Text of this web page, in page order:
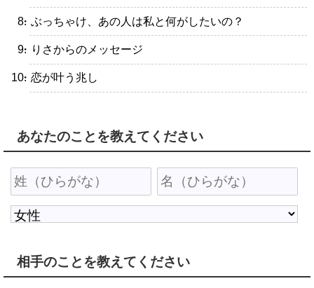
・ぶっちゃけ、あの人は私と何がしたいの？
・りさからのメッセージ
・恋が叶う兆し
あなたのことを教えてください
相手のことを教えてください